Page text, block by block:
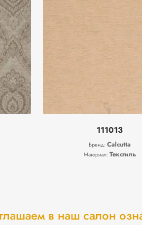
111013
Бренд:Calcutta
Материал: Текстиль
в наш салон